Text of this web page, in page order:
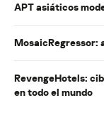
APT asiáticos
MosaicRegressor:
RevengeHotels:
en todo el mundo